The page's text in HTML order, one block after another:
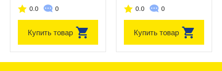
0.0 0
Купить товар
0.0 0
Купить товар